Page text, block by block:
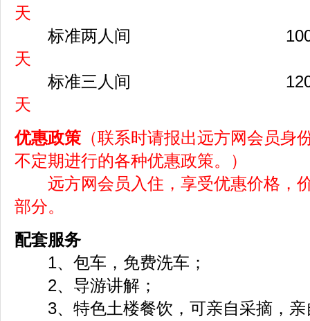
天
标准两人间 100
天
标准三人间 120
天
优惠政策 （联系时请报出远方网会员身
不定期进行的各种优惠政策。）
远方网会员入住，享受优惠价格，
部分。
配套服务
1、包车，免费洗车；
2、导游讲解；
3、特色土楼餐饮，可亲自采摘，亲